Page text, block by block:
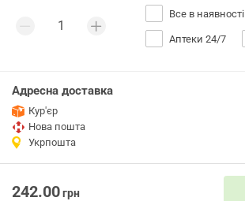
Все в наявності
Аптеки 24/7
Адресна доставка
Кур'єр
Нова пошта
Укрпошта
242.00грн